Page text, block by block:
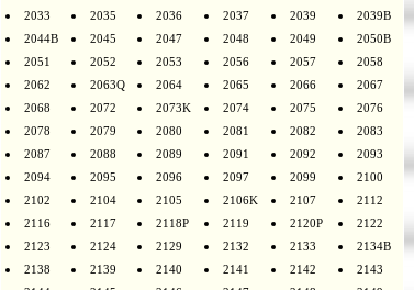
2033
2035 2036 2037 2039
2039B
2044B
2045 2047 2048 2049
2050B
2051
2052 2053 2056 2057
2058
2062
2063Q 2064 2065 2066
2067
2068
2072 2073K 2074 2075
2076
2078
2079 2080 2081 2082
2083
2087
2088 2089 2091 2092
2093
2094
2095 2096 2097 2099
2100
2102
2104 2105 2106K 2107
2112
2116
2117 2118P 2119 2120P
2122
2123
2124 2129 2132 2133
2134B
2138
2139 2140 2141 2142
2143